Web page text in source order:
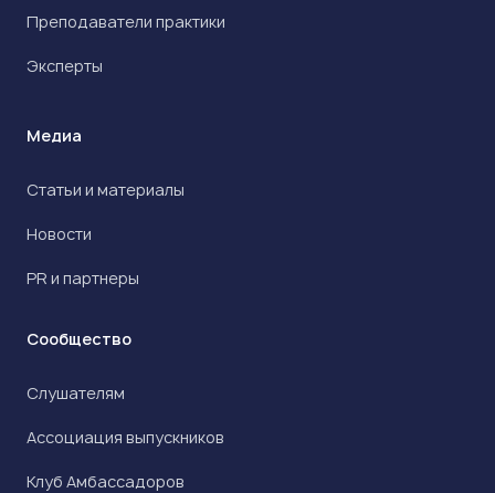
Преподаватели практики
Эксперты
Медиа
Статьи и материалы
Новости
PR и партнеры
Сообщество
Слушателям
Ассоциация выпускников
Клуб Амбассадоров